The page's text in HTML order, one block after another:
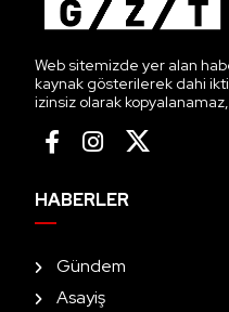
Web sitemizde yer alan
kaynak gösterilerek dahi
izinsiz olarak
HABERLER
Gündem
Asayiş